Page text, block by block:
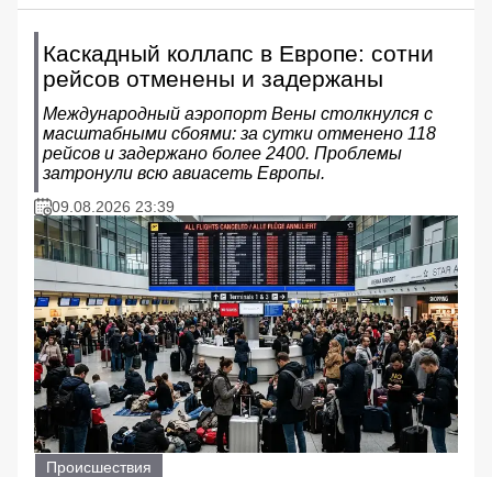
Каскадный коллапс в Европе: сотни
рейсов отменены и задержаны
Международный аэропорт Вены столкнулся с
масштабными сбоями: за сутки отменено 118
рейсов и задержано более 2400. Проблемы
затронули всю авиасеть Европы.
09.08.2026 23:39
Происшествия